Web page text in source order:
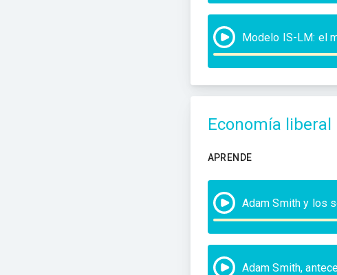
Modelo IS-LM: el
Economía liberal
APRENDE
Adam Smith y los
Adam Smith,